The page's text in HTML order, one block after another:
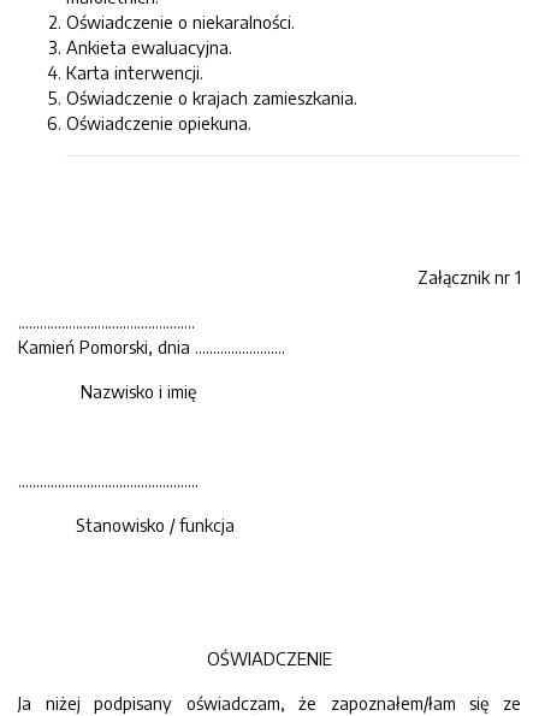
Oświadczenie o niekaralności.
Ankieta ewaluacyjna.
Karta interwencji.
Oświadczenie o krajach zamieszkania.
Oświadczenie opiekuna.
Załącznik nr 1
Kamień Pomorski, dnia ………….…………
Nazwisko i imię
…………………………………………..
Stanowisko / funkcja
OŚWIADCZENIE
Ja niżej podpisany oświadczam, że zapoznałem/łam się ze